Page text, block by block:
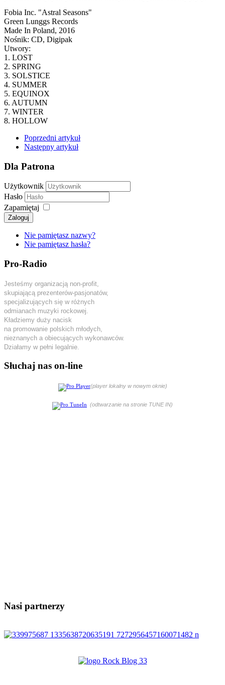
Fobia Inc. "Astral Seasons"
Green Lunggs Records
Made In Poland, 2016
Nośnik: CD, Digipak
Utwory:
1. LOST
2. SPRING
3. SOLSTICE
4. SUMMER
5. EQUINOX
6. AUTUMN
7. WINTER
8. HOLLOW
Poprzedni artykuł
Następny artykuł
Dla Patrona
Użytkownik
Hasło
Zapamiętaj
Zaloguj
Nie pamiętasz nazwy?
Nie pamiętasz hasła?
Pro-Radio
Jesteśmy organizacją non-profit,
skupiającą prezenterów-pasjonatów,
specjalizujących się w różnych
odmianach muzyki rockowej.
Kładziemy duży nacisk
na promowanie polskich młodych,
nieznanych a obiecujących wykonawców.
Działamy w pełni legalnie.
Słuchaj nas on-line
(player lokalny w nowym oknie)
(odtwarzanie na stronie TUNE IN)
Nasi partnerzy